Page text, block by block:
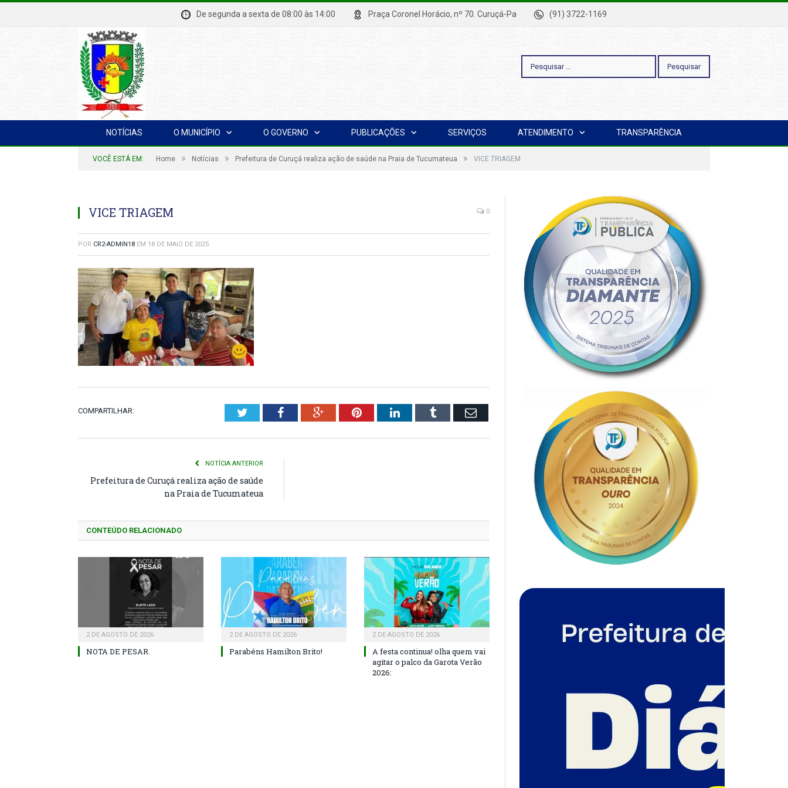
De segunda a sexta de 08:00 às 14:00 Praça Coronel Horácio, nº 70. Curuçá-Pa (91) 3722-1169
Pesquisar
por:
NOTÍCIAS O MUNICÍPIO O GOVERNO PUBLICAÇÕES SERVIÇOS ATENDIMENTO TRANSPARÊNCIA
VOCÊ ESTÁ EM: Home » Notícias » Prefeitura de Curuçá realiza ação de saúde na Praia de Tucumateua » VICE TRIAGEM
VICE TRIAGEM 0
POR CR2-ADMIN18 EM 18 DE MAIO DE 2025
COMPARTILHAR: TwitterFacebookGoogle+PinterestLinkedInTumblr Email
NOTÍCIA ANTERIOR
Prefeitura de Curuçá realiza ação de saúde
na Praia de Tucumateua
CONTEÚDO RELACIONADO
2 DE AGOSTO DE 2026
NOTA DE PESAR.
2 DE AGOSTO DE 2026
Parabéns Hamilton Brito!
2 DE AGOSTO DE 2026
A festa continua! olha quem vai
agitar o palco da Garota Verão
2026: